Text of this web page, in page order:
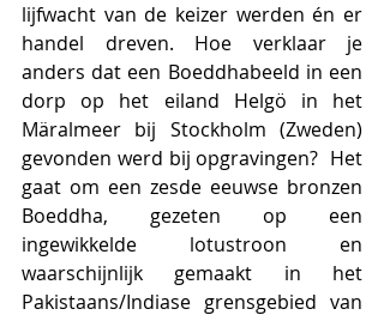
lijfwacht van de keizer werden én er
handel dreven. Hoe verklaar je
anders dat een Boeddhabeeld in een
dorp op het eiland Helgö in het
Märalmeer bij Stockholm (Zweden)
gevonden werd bij opgravingen?  Het
gaat om een zesde eeuwse bronzen
Boeddha, gezeten op een
ingewikkelde lotustroon en
waarschijnlijk gemaakt in het
Pakistaans/Indiase grensgebied van